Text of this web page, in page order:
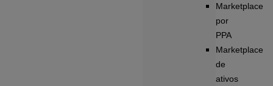
Marketplace
por
PPA
Marketplace
de
ativos